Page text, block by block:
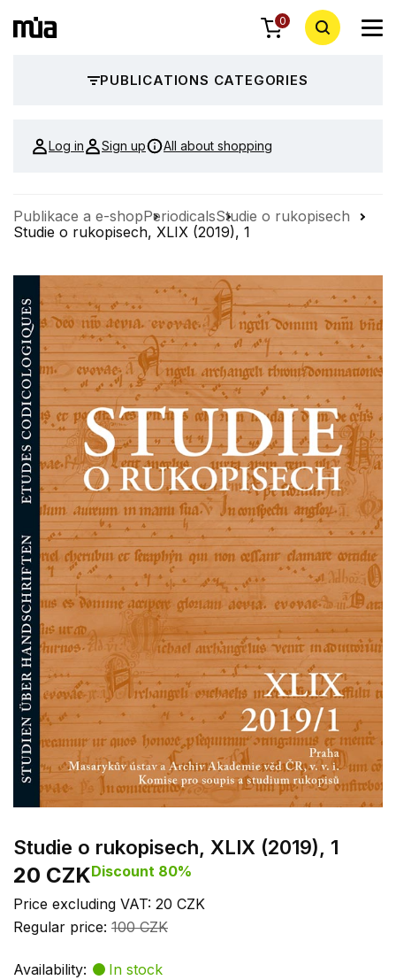
0
PUBLICATIONS CATEGORIES
Log in Sign up All about shopping
Publikace a e-shopPeriodicalsStudie o rukopisech
Studie o rukopisech, XLIX (2019), 1
Studie o rukopisech, XLIX (2019), 1
20 CZKDiscount 80%
Price excluding VAT: 20 CZK
Regular price: 100 CZK
Availability:
In stock